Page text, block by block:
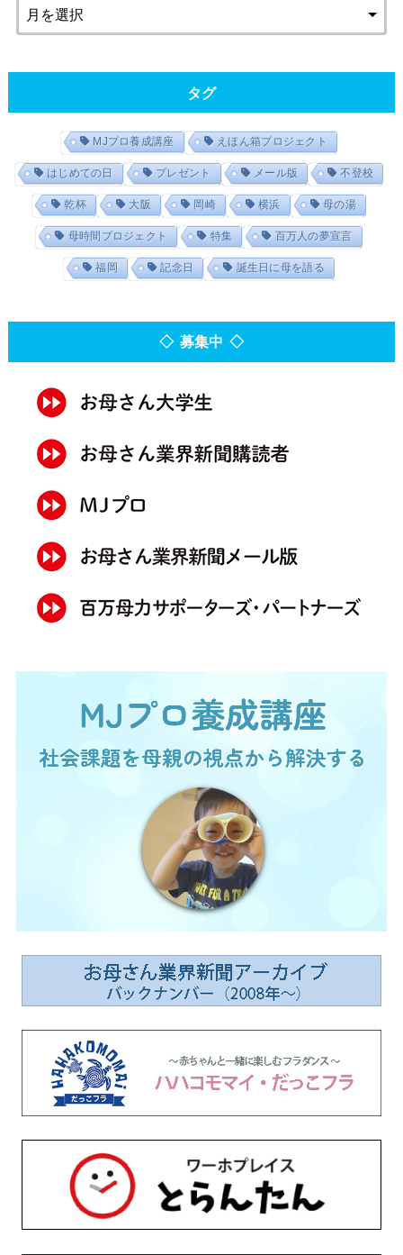
タグ
MJプロ養成講座 えほん箱プロジェクト
はじめての日 プレゼント メール版 不登校
乾杯 大阪 岡崎 横浜 母の湯
母時間プロジェクト 特集 百万人の夢宣言
福岡 記念日 誕生日に母を語る
◇ 募集中 ◇